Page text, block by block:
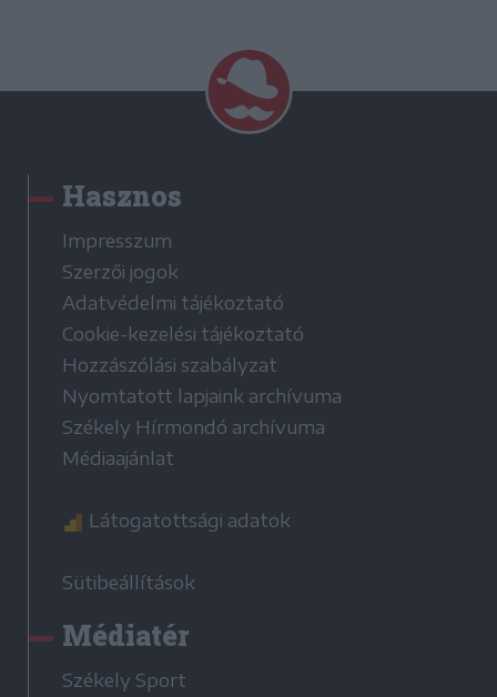
Hasznos
Impresszum
Szerzői jogok
Adatvédelmi tájékoztató
Cookie-kezelési tájékoztató
Hozzászólási szabályzat
Nyomtatott lapjaink archívuma
Székely Hírmondó archívuma
Médiaajánlat
Látogatottsági adatok
Sütibeállítások
Médiatér
Székely Sport